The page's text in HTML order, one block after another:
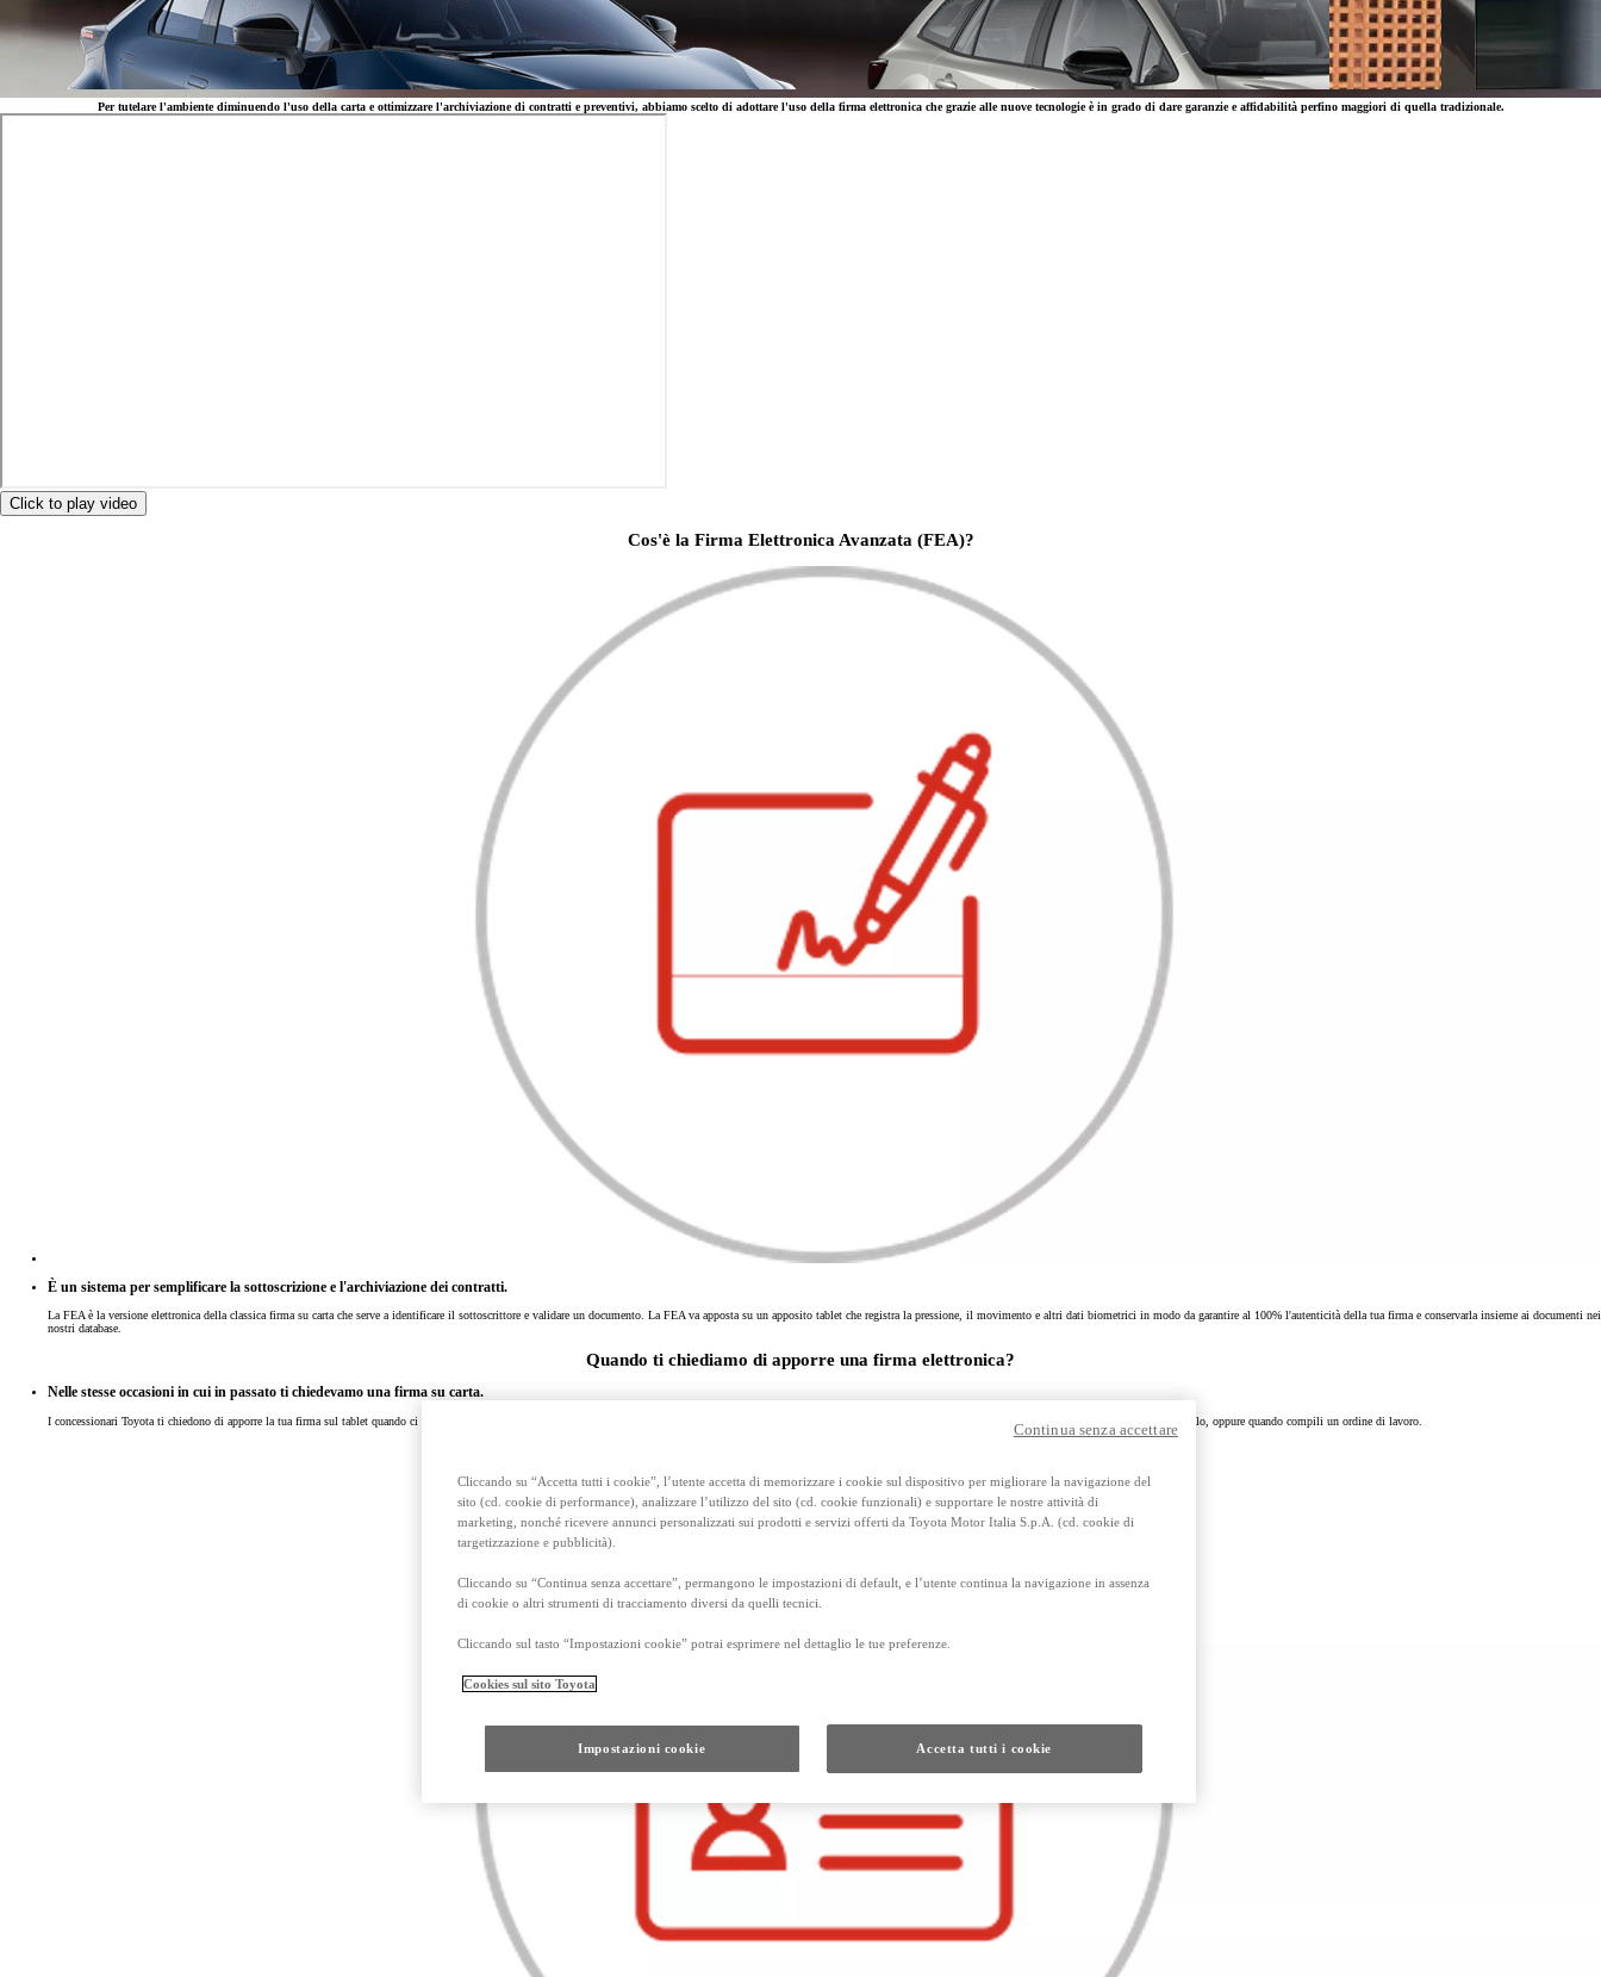
Corolla Cross
anche in versione GR SPORT
Da
Anche con finanziamento Toyota Easy Next da € 239 al mese
FULL HYBRID E PLUG-IN HYBRID
Anche con finanziamento Toyota Easy Next da € 309 al mese
TAN 7,75 % TAEG 8,79 %
rata finale € 21.201
ANCHE IN VERSIONE ELECTRIC
te.
Per tutelare l'ambiente diminuendo l'uso della carta e ottimizzare l'archiviazione di contratti e preventivi, abbiamo scelto di adottare l'uso della firma elettronica che grazie alle nuove tecnologie è in grado di dare garanzie e affidabilità perfino maggiori di quella tradizionale.
Click to play video
Cos'è la Firma Elettronica Avanzata (FEA)?
È un sistema per semplificare la sottoscrizione e l'archiviazione dei contratti.
La FEA è la versione elettronica della classica firma su carta che serve a identificare il sottoscrittore e validare un documento. La FEA va apposta su un apposito tablet che registra la pressione, il movimento e altri dati biometrici in modo da garantire al 100% l'autenticità della tua firma e conservarla insieme ai documenti nei
nostri database.
Quando ti chiediamo di apporre una firma elettronica?
Nelle stesse occasioni in cui in passato ti chiedevamo una firma su carta.
I concessionari Toyota ti chiedono di apporre la tua firma sul tablet quando ci dai i tuoi dati personali e rilasci il relativo consenso, quando sottoscrivi un contratto o un preventivo, quando prenoti un test drive o ti viene consegnato un veicolo, oppure quando compili un ordine di lavoro.
Cliccando su “Accetta tutti i cookie”, l’utente accetta di memorizzare i cookie sul dispositivo per migliorare la navigazione del
sito (cd. cookie di performance), analizzare l’utilizzo del sito (cd. cookie funzionali) e supportare le nostre attività di
marketing, nonché ricevere annunci personalizzati sui prodotti e servizi offerti da Toyota Motor Italia S.p.A. (cd. cookie di
targetizzazione e pubblicità).
Cliccando su “Continua senza accettare”, permangono le impostazioni di default, e l’utente continua la navigazione in assenza
di cookie o altri strumenti di tracciamento diversi da quelli tecnici.
Cliccando sul tasto “Impostazioni cookie” potrai esprimere nel dettaglio le tue preferenze.
Cookies sul sito Toyota
Impostazioni cookie Accetta tutti i cookie
Continua senza accettare